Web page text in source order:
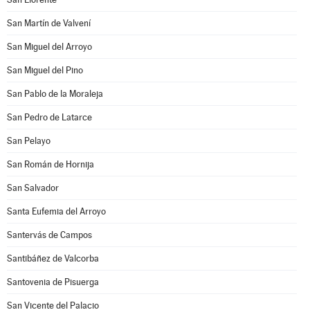
San Martín de Valvení
San Miguel del Arroyo
San Miguel del Pino
San Pablo de la Moraleja
San Pedro de Latarce
San Pelayo
San Román de Hornija
San Salvador
Santa Eufemia del Arroyo
Santervás de Campos
Santibáñez de Valcorba
Santovenia de Pisuerga
San Vicente del Palacio